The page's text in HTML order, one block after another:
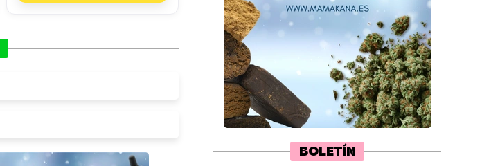
BOLETÍN